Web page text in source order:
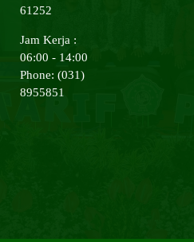
61252
Jam Kerja :
06:00 - 14:00
Phone: (031)
8955851